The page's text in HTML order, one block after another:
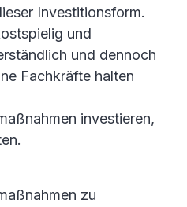
Investitionsform.
und
und dennoch
Fachkräfte halten
investieren,
zu